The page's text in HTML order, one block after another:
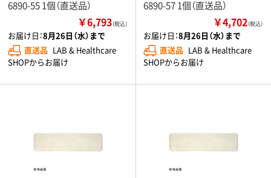
6890-55 1個（直送品）
￥6,793（税込）
お届け日：8月26日（水）まで
直送品 LAB & Healthcare
SHOPからお届け
6890-57 1個（直送品）
￥4,702（税込）
お届け日：8月26日（水）まで
直送品 LAB & Healthcare
SHOPからお届け